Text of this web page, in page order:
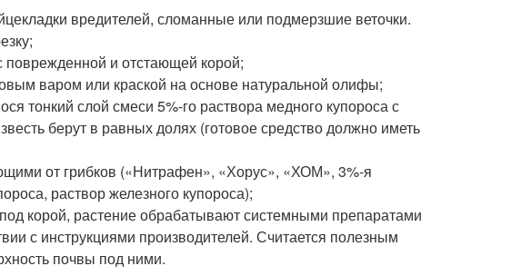
вредителей, сломанные или подмерзшие веточки.
поврежденной и отстающей корой;
варом или краской на основе натуральной олифы;
тонкий слой смеси 5%-го раствора медного купороса с
берут в равных долях (готовое средство должно иметь
от грибков («Нитрафен», «Хорус», «ХОМ», 3%-я
раствор железного купороса);
корой, растение обрабатывают системными препаратами
с инструкциями производителей. Считается полезным
почвы под ними.